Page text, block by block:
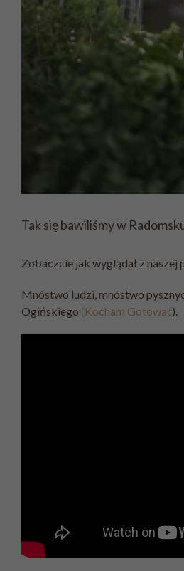
Tak się bawiliśmy w
Zobaczcie jak wyglądał z
Mnóstwo ludzi, mnóstwo
Ogińskiego (Kocham Gotować).